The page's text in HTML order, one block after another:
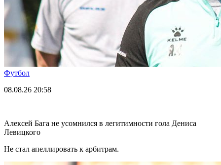
Футбол
08.08.26 20:58
Алексей Бага не усомнился в легитимности гола Дениса
Левицкого
Не стал апеллировать к арбитрам.